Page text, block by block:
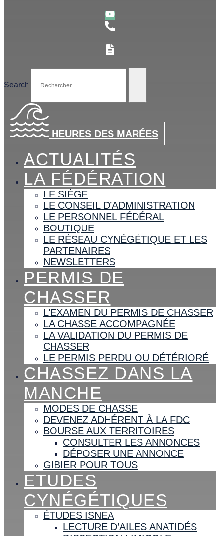
Search
HEURES DES MARÉES
ACTUALITÉS
LA FÉDÉRATION
LE SIÈGE
LE CONSEIL D’ADMINISTRATION
LE PERSONNEL FÉDÉRAL
BOUTIQUE
LE RÉSEAU CYNÉGÉTIQUE ET LES
PARTENAIRES
NEWSLETTERS
PERMIS DE
CHASSER
L’EXAMEN DU PERMIS DE CHASSER
LA CHASSE ACCOMPAGNÉE
LA VALIDATION DU PERMIS DE
CHASSER
LE PERMIS PERDU OU DÉTÉRIORÉ
CHASSEZ DANS LA
MANCHE
MODES DE CHASSE
DEVENEZ ADHÉRENT À LA FDC
BOURSE AUX TERRITOIRES
CONSULTER LES ANNONCES
DÉPOSER UNE ANNONCE
GIBIER POUR TOUS
ETUDES
CYNÉGÉTIQUES
ÉTUDES ISNEA
LECTURE D’AILES ANATIDÉS